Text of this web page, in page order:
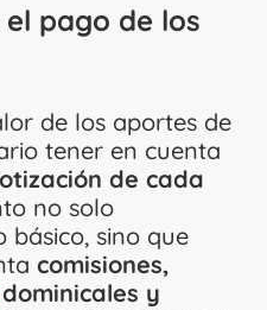
el pago de los
de los aportes de
tener en cuenta
de cada
no solo
básico, sino que
comisiones,
y